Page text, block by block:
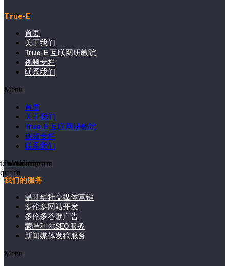
True-E
首页
关于我们
True-E 互联网研教院
视频专栏
联系我们
Menu
首页
关于我们
True-E 互联网研教院
视频专栏
联系我们
in
Youtube
Instagram
我们的服务
温哥华社交媒体营销
多伦多网站开发
多伦多谷歌广告
蒙特利尔SEO服务
新闻媒体发稿服务
Menu